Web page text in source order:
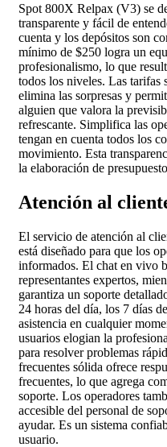
Spot 800X Relpax (V3) se
transparente y fácil de
cuenta y los depósitos son
mínimo de $250 logra un
profesionalismo, lo que
todos los niveles. Las tarifas
elimina las sorpresas y
alguien que valora la
refrescante. Simplifica las
tengan en cuenta todos los
movimiento. Esta
la elaboración de
Atención al
El servicio de atención al
está diseñado para que los
informados. El chat en vivo
representantes expertos,
garantiza un soporte
24 horas del día, los 7 días
asistencia en cualquier
usuarios elogian la
para resolver problemas
frecuentes sólida ofrece
frecuentes, lo que agrega
soporte. Los operadores
accesible del personal de
ayudar. Es un sistema
usuario.